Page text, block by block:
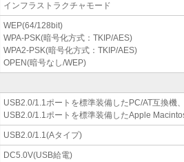
インフラストラクチャモード
WEP(64/128bit)
WPA-PSK(暗号化方式：TKIP/AES)
WPA2-PSK(暗号化方式：TKIP/AES)
OPEN(暗号なし/WEP)
USB2.0/1.1ポートを標準装備したPC/AT互換機
USB2.0/1.1ポートを標準装備したApple
USB2.0/1.1(Aタイプ)
DC5.0V(USB給電)